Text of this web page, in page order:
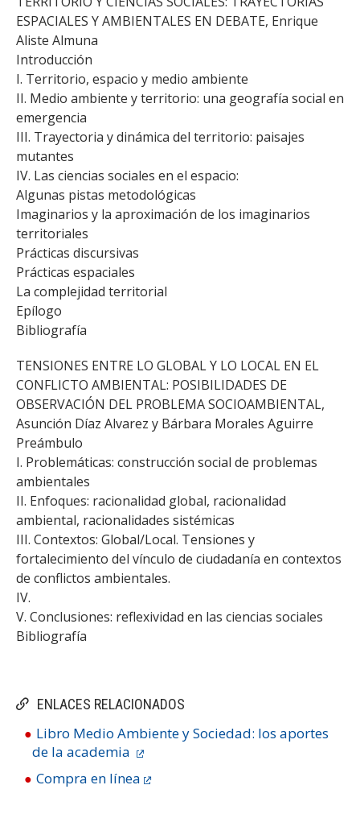
ENLACES RELACIONADOS
Libro Medio Ambiente y Sociedad: los aportes
de la academia
Compra en línea
ESPACIALES Y AMBIENTALES EN DEBATE, Enrique
Aliste Almuna
Introducción
I. Territorio, espacio y medio ambiente
II. Medio ambiente y territorio: una geografía social en
emergencia
III. Trayectoria y dinámica del territorio: paisajes
mutantes
IV. Las ciencias sociales en el espacio:
Algunas pistas metodológicas
Imaginarios y la aproximación de los imaginarios
territoriales
Prácticas discursivas
Prácticas espaciales
La complejidad territorial
Epílogo
Bibliografía
TENSIONES ENTRE LO GLOBAL Y LO LOCAL EN EL
CONFLICTO AMBIENTAL: POSIBILIDADES DE
OBSERVACIÓN DEL PROBLEMA SOCIOAMBIENTAL,
Asunción Díaz Alvarez y Bárbara Morales Aguirre
Preámbulo
I. Problemáticas: construcción social de problemas
ambientales
II. Enfoques: racionalidad global, racionalidad
ambiental, racionalidades sistémicas
III. Contextos: Global/Local. Tensiones y
fortalecimiento del vínculo de ciudadanía en contextos
de conflictos ambientales.
IV.
V. Conclusiones: reflexividad en las ciencias sociales
Bibliografía